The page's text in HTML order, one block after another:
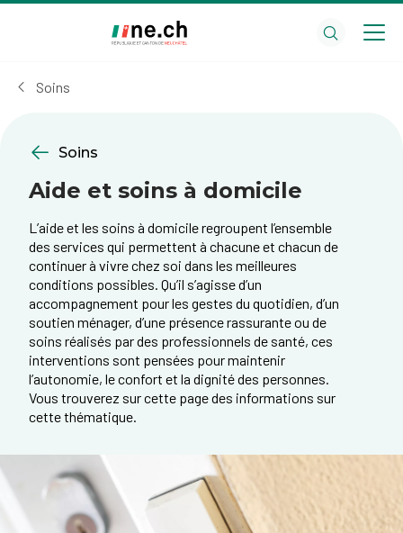
cookies
Soins
Soins
Aide et soins à domicile
L’aide et les soins à domicile regroupent l’ensemble
des services qui permettent à chacune et chacun de
continuer à vivre chez soi dans les meilleures
conditions possibles. Qu’il s’agisse d’un
accompagnement pour les gestes du quotidien, d’un
soutien ménager, d’une présence rassurante ou de
soins réalisés par des professionnels de santé, ces
interventions sont pensées pour maintenir
l’autonomie, le confort et la dignité des personnes.
Vous trouverez sur cette page des informations sur
cette thématique.